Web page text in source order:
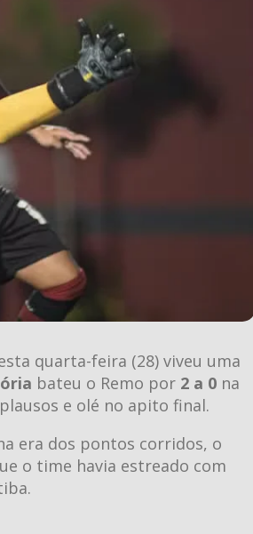
quarta-feira (28) viveu uma
bateu o Remo por 2 a 0 na
e olé no apito final.
era dos pontos corridos, o
o time havia estreado com